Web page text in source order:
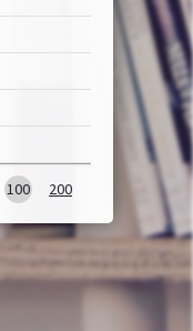
100 200